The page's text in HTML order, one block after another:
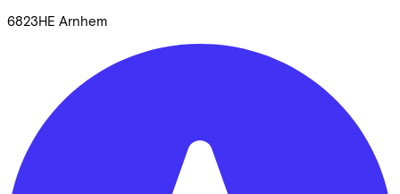
6823HE Arnhem